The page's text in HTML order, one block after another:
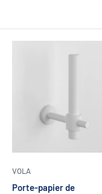
VOLA
Porte-papier de